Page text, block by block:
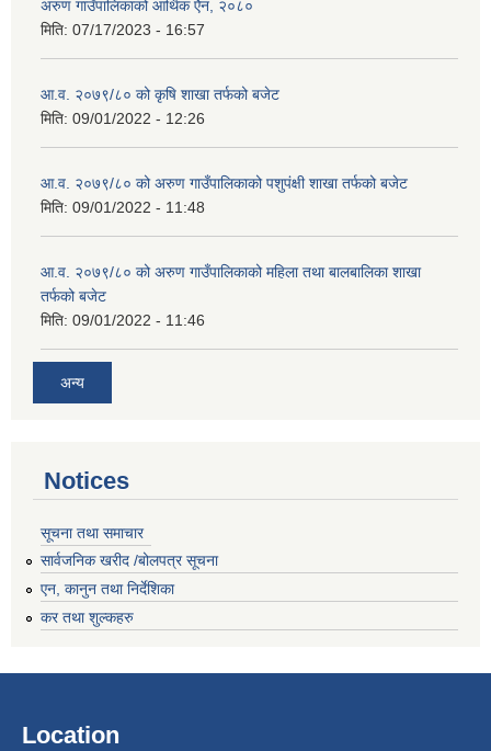
अरुण गाउँपालिकाको आर्थिक ऐेन, २०८०
मिति: 07/17/2023 - 16:57
आ.व. २०७९/८० को कृषि शाखा तर्फको बजेट
मिति: 09/01/2022 - 12:26
आ.व. २०७९/८० को अरुण गाउँपालिकाको पशुपंक्षी शाखा तर्फको बजेट
मिति: 09/01/2022 - 11:48
आ.व. २०७९/८० को अरुण गाउँपालिकाको महिला तथा बालबालिका शाखा
तर्फको बजेट
मिति: 09/01/2022 - 11:46
अन्य
Notices
सूचना तथा समाचार
सार्वजनिक खरीद /बोलपत्र सूचना
एन, कानुन तथा निर्देशिका
कर तथा शुल्कहरु
Location